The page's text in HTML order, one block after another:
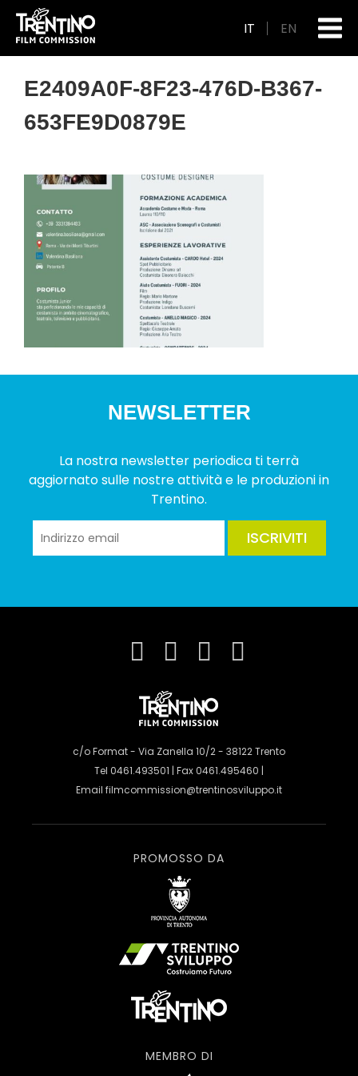
IT EN
E2409A0F-8F23-476D-B367-
653FE9D0879E
NEWSLETTER
La nostra newsletter periodica ti terrà
aggiornato sulle nostre attività e le produzioni in
Trentino.
ISCRIVITI
c/o Format - Via Zanella 10/2 - 38122 Trento
Tel 0461.493501 | Fax 0461.495460 |
Email filmcommission@trentinosviluppo.it
PROMOSSO DA
MEMBRO DI